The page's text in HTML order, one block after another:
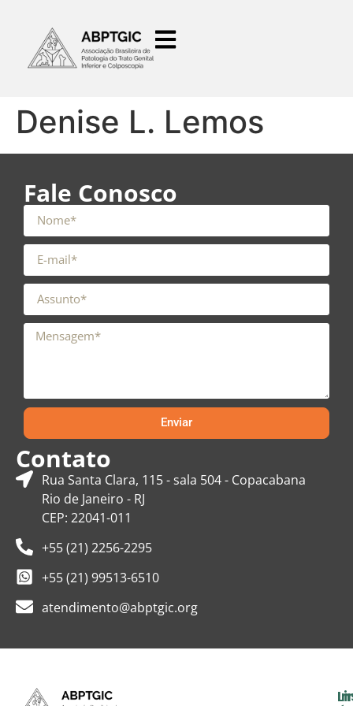
Denise L. Lemos
Fale Conosco
Enviar
Contato
Rua Santa Clara, 115 - sala 504 - Copacabana
Rio de Janeiro - RJ
CEP: 22041-011
+55 (21) 2256-2295
+55 (21) 99513-6510
atendimento@abptgic.org